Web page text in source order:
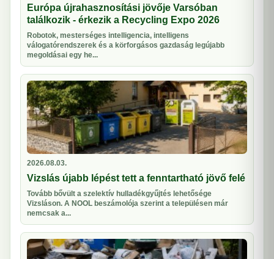
Európa újrahasznosítási jövője Varsóban
találkozik - érkezik a Recycling Expo 2026
Robotok, mesterséges intelligencia, intelligens
válogatórendszerek és a körforgásos gazdaság legújabb
megoldásai egy he...
2026.08.03.
Vizslás újabb lépést tett a fenntartható jövő felé
Tovább bővült a szelektív hulladékgyűjtés lehetősége
Vizsláson. A NOOL beszámolója szerint a településen már
nemcsak a...